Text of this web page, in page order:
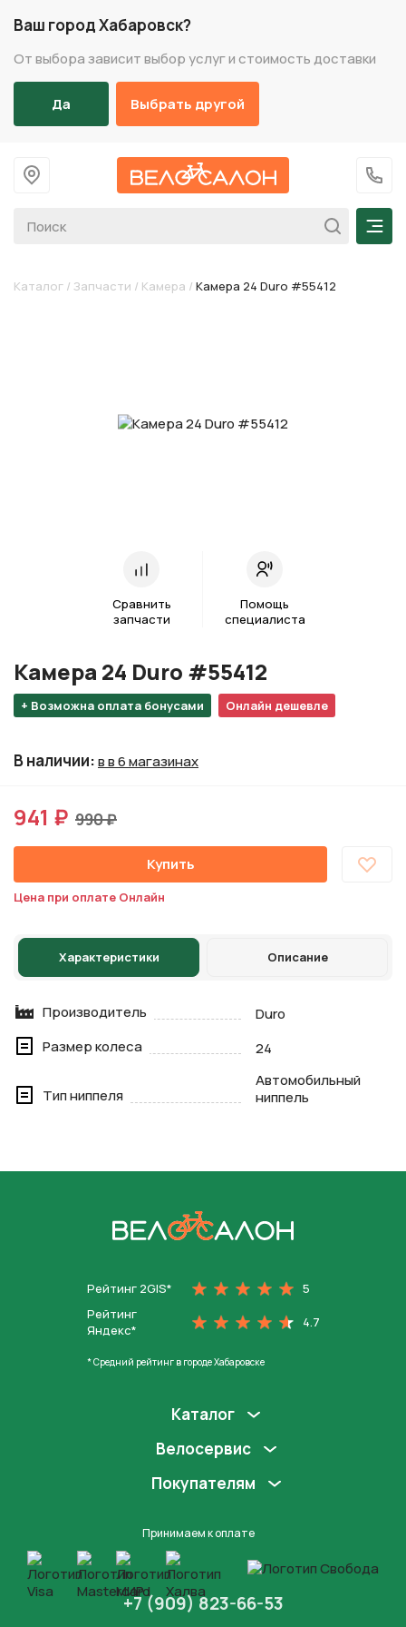
Ваш город Хабаровск?
От выбора зависит выбор услуг и стоимость доставки
Да Выбрать другой
На главную
+7
Каталог / Запчасти / Камера / Камера 24 Duro #55412
Сравнить
запчасти
Помощь
специалиста
+ Возможна оплата бонусами Онлайн дешевле
Камера 24 Duro #55412
В наличии:в в 6 магазинах
941 ₽ 990 ₽
Купить
Цена при оплате Онлайн
Характеристики Описание
Производитель
Duro
Размер колеса
24
Тип ниппеля
Автомобильный
ниппель
Рейтинг 2GIS*
5
Рейтинг
Яндекс*
4.7
* Средний рейтинг в городе Хабаровске
Каталог
Велосервис
Покупателям
Принимаем к оплате
+7 (909) 823-66-53